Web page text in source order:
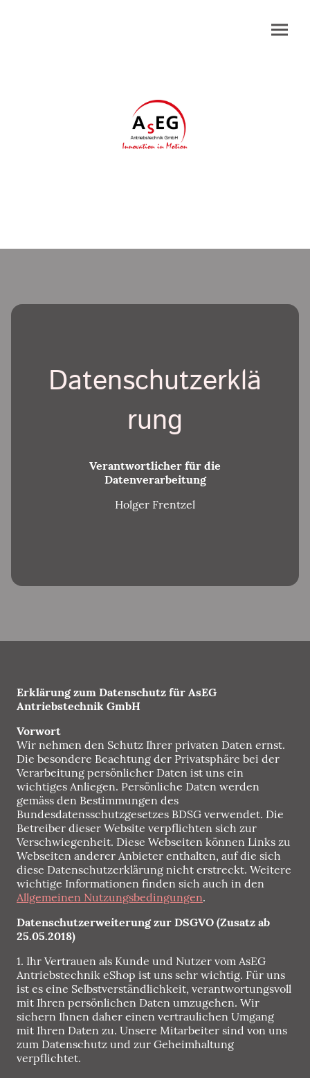
Datenschutzerklä
rung
Verantwortlicher für die
Datenverarbeitung
Holger Frentzel
Erklärung zum Datenschutz für AsEG
Antriebstechnik GmbH
Vorwort
Wir nehmen den Schutz Ihrer privaten Daten ernst.
Die besondere Beachtung der Privatsphäre bei der
Verarbeitung persönlicher Daten ist uns ein
wichtiges Anliegen. Persönliche Daten werden
gemäss den Bestimmungen des
Bundesdatensschutzgesetzes BDSG verwendet. Die
Betreiber dieser Website verpflichten sich zur
Verschwiegenheit. Diese Webseiten können Links zu
Webseiten anderer Anbieter enthalten, auf die sich
diese Datenschutzerklärung nicht erstreckt. Weitere
wichtige Informationen finden sich auch in den
Allgemeinen Nutzungsbedingungen.
Datenschutzerweiterung zur DSGVO (Zusatz ab
25.05.2018)
1. Ihr Vertrauen als Kunde und Nutzer vom AsEG
Antriebstechnik eShop ist uns sehr wichtig. Für uns
ist es eine Selbstverständlichkeit, verantwortungsvoll
mit Ihren persönlichen Daten umzugehen. Wir
sichern Ihnen daher einen vertraulichen Umgang
mit Ihren Daten zu. Unsere Mitarbeiter sind von uns
zum Datenschutz und zur Geheimhaltung
verpflichtet.